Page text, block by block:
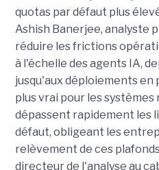
quotas par défaut plus
Ashish Banerjee, analyste
réduire les frictions
à l'échelle des agents IA,
jusqu'aux déploiements en
plus vrai pour les
dépassent rapidement les
défaut, obligeant les
relèvement de ces
directeur de l'analyse au